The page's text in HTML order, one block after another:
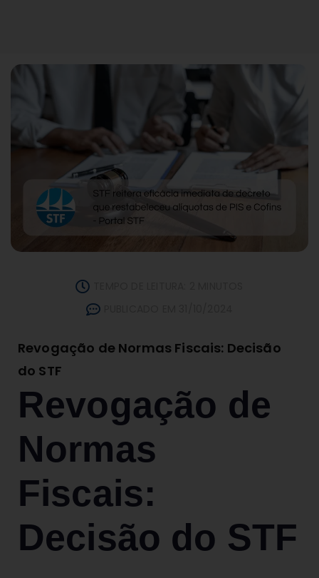
Revogação de Normas Fiscais: Decisão
do STF
Revogação de
Normas
Fiscais:
Decisão do STF